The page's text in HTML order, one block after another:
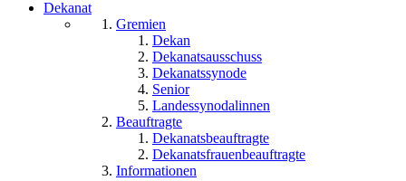
Dekanat
Gremien
Dekan
Dekanatsausschuss
Dekanatssynode
Senior
Landessynodalinnen
Beauftragte
Dekanatsbeauftragte
Dekanatsfrauenbeauftragte
Informationen